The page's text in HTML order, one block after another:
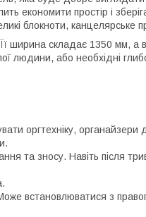
економити простір і
блокноти, канцелярське
ширина складає 1350 мм, а
людини, або необхідні
оргтехніку, органайзери
та зносу. Навіть після
встановлюватися з